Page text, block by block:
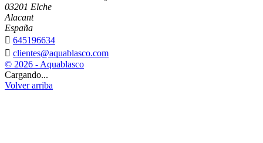
03201 Elche
Alacant
España
 645196634
 clientes@aquablasco.com
© 2026 - Aquablasco
Cargando...
Volver arriba